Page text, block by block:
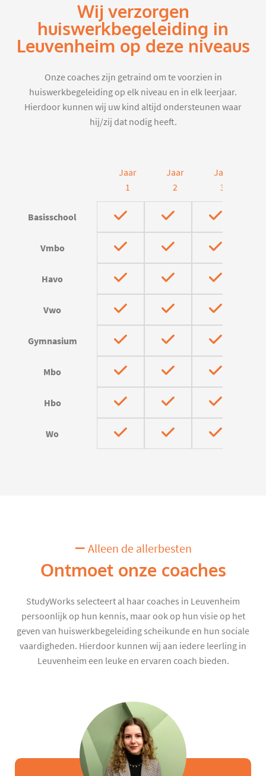
Wij verzorgen
huiswerkbegeleiding in
Leuvenheim op deze niveaus
Onze coaches zijn getraind om te voorzien in
huiswerkbegeleiding op elk niveau en in elk leerjaar.
Hierdoor kunnen wij uw kind altijd ondersteunen waar
hij/zij dat nodig heeft.
Jaar
1
Jaar
2
Jaar
3
Basisschool
Vmbo
Havo
Vwo
Gymnasium
Mbo
Hbo
Wo
Alleen de allerbesten
Ontmoet onze coaches
StudyWorks selecteert al haar coaches in Leuvenheim
persoonlijk op hun kennis, maar ook op hun visie op het
geven van huiswerkbegeleiding scheikunde en hun sociale
vaardigheden. Hierdoor kunnen wij aan iedere leerling in
Leuvenheim een leuke en ervaren coach bieden.